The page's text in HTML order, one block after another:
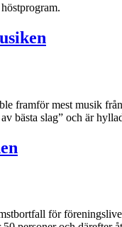
framför mest musik
bästa slag” och är
för